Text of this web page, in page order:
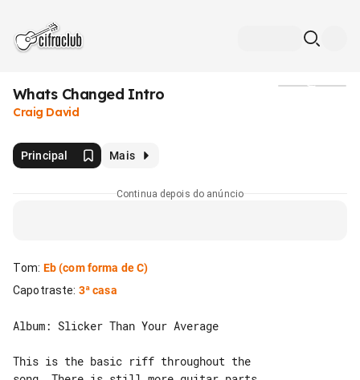
Whats Changed Intro
Craig David
Principal Mais
Continua depois do anúncio
Tom: Eb(com forma de C)
Capotraste: 3ª casa
Album: Slicker Than Your Average
This is the basic riff throughout the